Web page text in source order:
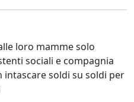
loro mamme solo
sociali e compagnia
intascare soldi su soldi per